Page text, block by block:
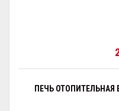
ПЕЧЬ ОТОПИТЕЛЬНАЯ